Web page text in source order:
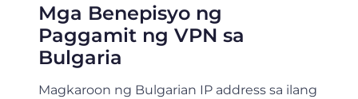
Mga Benepisyo ng
Paggamit ng VPN sa
Bulgaria
Magkaroon ng Bulgarian IP address sa ilang